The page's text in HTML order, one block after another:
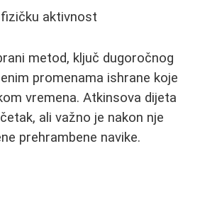
aktivnost
metod, ključ dugoročnog
promenama ishrane koje
vremena. Atkinsova dijeta
ali važno je nakon nje
prehrambene navike.